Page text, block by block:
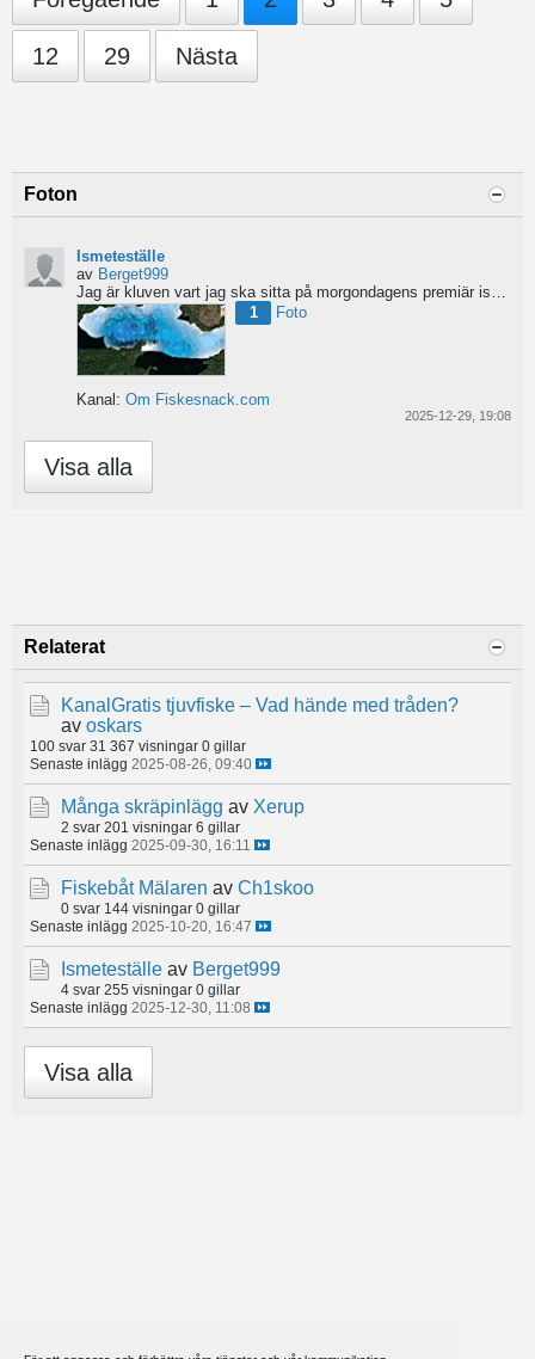
12 29 Nästa
Foton
Ismeteställe
av Berget999
Jag är kluven vart jag ska sitta på morgondagens premiär ismete tur. Ge gärna tips på vart ni hade satt...
1
Foto
Kanal: Om Fiskesnack.com
2025-12-29, 19:08
Visa alla
Relaterat
KanalGratis tjuvfiske – Vad hände med tråden?
av oskars
100 svar 31 367 visningar 0 gillar
Senaste inlägg 2025-08-26, 09:40
Många skräpinlägg av Xerup
2 svar 201 visningar 6 gillar
Senaste inlägg 2025-09-30, 16:11
Fiskebåt Mälaren av Ch1skoo
0 svar 144 visningar 0 gillar
Senaste inlägg 2025-10-20, 16:47
Ismeteställe av Berget999
4 svar 255 visningar 0 gillar
Senaste inlägg 2025-12-30, 11:08
Visa alla